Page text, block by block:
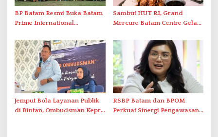
BP Batam Resmi Buka Batam
Prime International
2026 di Stadion Temenggung
Abdul Jamal
Sambut HUT RI, Grand
Mercure Batam Centre Gelar
Nusantara’
Jemput Bola Layanan Publik
di Bintan, Ombudsman Kepri
RSBP Batam dan BPOM
Perkuat Sinergi Pengawasan